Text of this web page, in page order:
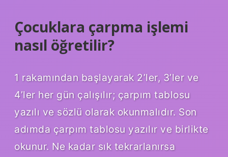
Çocuklara çarpma işlemi
nasıl öğretilir?
1 rakamından başlayarak 2’ler, 3’ler ve
4’ler her gün çalışılır; çarpım tablosu
yazılı ve sözlü olarak okunmalıdır. Son
adımda çarpım tablosu yazılır ve birlikte
okunur. Ne kadar sık ​​tekrarlanırsa